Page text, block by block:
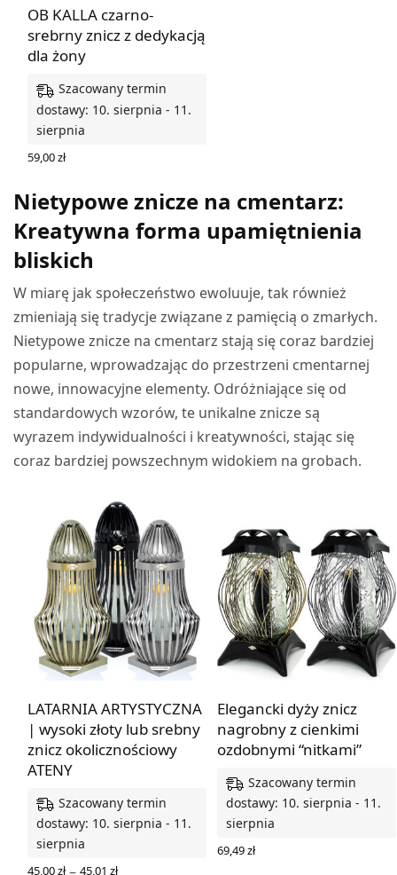
OB KALLA czarno-
srebrny znicz z dedykacją
dla żony
Szacowany termin
dostawy: 10. sierpnia - 11.
sierpnia
59,00zł
Nietypowe znicze na cmentarz:
Kreatywna forma upamiętnienia
bliskich
W miarę jak społeczeństwo ewoluuje, tak również
zmieniają się tradycje związane z pamięcią o zmarłych.
Nietypowe znicze na cmentarz stają się coraz bardziej
popularne, wprowadzając do przestrzeni cmentarnej
nowe, innowacyjne elementy. Odróżniające się od
standardowych wzorów, te unikalne znicze są
wyrazem indywidualności i kreatywności, stając się
coraz bardziej powszechnym widokiem na grobach.
LATARNIA ARTYSTYCZNA
| wysoki złoty lub srebny
znicz okolicznościowy
ATENY
Szacowany termin
dostawy: 10. sierpnia - 11.
sierpnia
45,00zł 45,01 złZakres
Elegancki dyży znicz
nagrobny z cienkimi
ozdobnymi “nitkami”
Szacowany termin
dostawy: 10. sierpnia - 11.
sierpnia
69,49zł